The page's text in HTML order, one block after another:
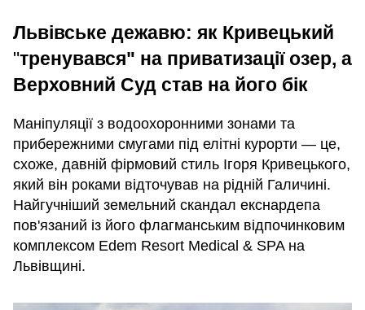
Львівське дежавю: як Кривецький
"тренувався" на приватизації озер, а
Верховний Суд став на його бік
Маніпуляції з водоохоронними зонами та
прибережними смугами під елітні курорти — це,
схоже, давній фірмовий стиль Ігоря Кривецького,
який він роками відточував на рідній Галичині.
Найгучніший земельний скандал екснардепа
пов'язаний із його флагманським відпочинковим
комплексом Edem Resort Medical & SPA на
Львівщині.